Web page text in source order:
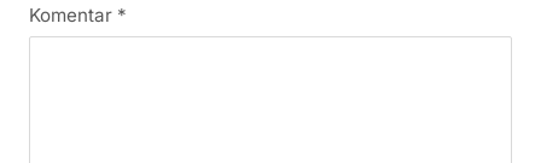
Komentar *